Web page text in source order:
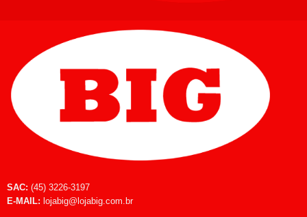
SAC: (45) 3226-3197
E-MAIL: lojabig@lojabig.com.br